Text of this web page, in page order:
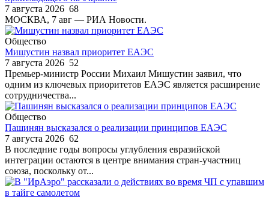
7 августа 2026 68
МОСКВА, 7 авг — РИА Новости.
Общество
Мишустин назвал приоритет ЕАЭС
7 августа 2026 52
Премьер-министр России Михаил Мишустин заявил, что
одним из ключевых приоритетов ЕАЭС является расширение
сотрудничества...
Общество
Пашинян высказался о реализации принципов ЕАЭС
7 августа 2026 62
В последние годы вопросы углубления евразийской
интеграции остаются в центре внимания стран-участниц
союза, поскольку от...